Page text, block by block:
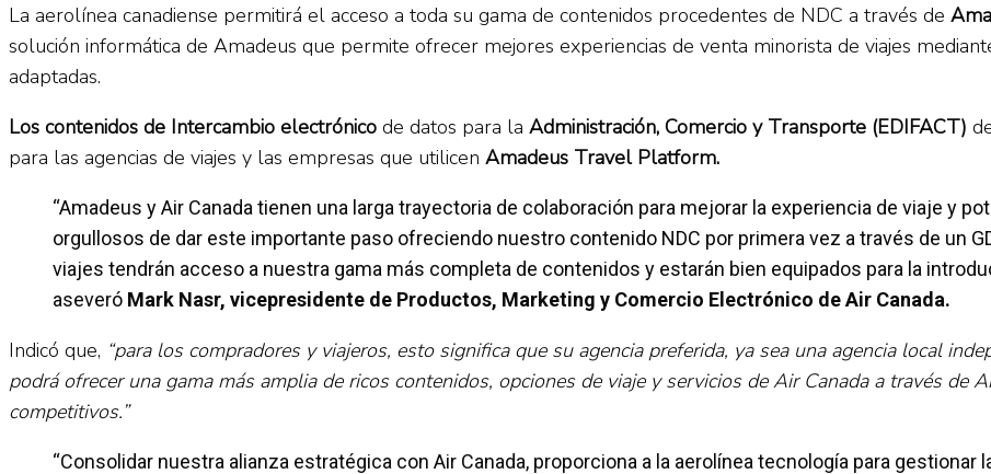
La aerolínea canadiense permitirá el acceso a toda su gama de contenidos procedentes de NDC a través de
solución informática de Amadeus que permite ofrecer mejores experiencias de venta minorista de viajes
adaptadas.
Los contenidos de Intercambio electrónico de datos para la Administración, Comercio y Transporte (EDIFACT)
para las agencias de viajes y las empresas que utilicen Amadeus Travel Platform.
“Amadeus y Air Canada tienen una larga trayectoria de colaboración para mejorar la experiencia de viaje y
orgullosos de dar este importante paso ofreciendo nuestro contenido NDC por primera vez a través de un
viajes tendrán acceso a nuestra gama más completa de contenidos y estarán bien equipados para la
aseveró Mark Nasr, vicepresidente de Productos, Marketing y Comercio Electrónico de Air Canada.
Indicó que, “para los compradores y viajeros, esto significa que su agencia preferida, ya sea una agencia local
podrá ofrecer una gama más amplia de ricos contenidos, opciones de viaje y servicios de Air Canada a través de
competitivos.”
“Consolidar nuestra alianza estratégica con Air Canada, proporciona a la aerolínea tecnología para